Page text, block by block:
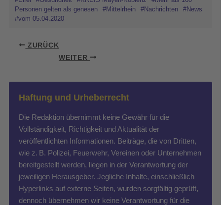
Personen gelten als genesen
#Mittelrhein #Nachrichten
#News
#vom 05.04.2020
ZURÜCK
WEITER
Haftung und Urheberrecht
Die Redaktion übernimmt keine Gewähr für die
Vollständigkeit, Richtigkeit und Aktualität der
veröffentlichten Informationen. Beiträge, die von Dritten,
wie z. B. Polizei, Feuerwehr, Vereinen oder Unternehmen
bereitgestellt werden, liegen in der Verantwortung der
jeweiligen Herausgeber. Jegliche Inhalte, einschließlich
Hyperlinks auf externe Seiten, wurden sorgfältig geprüft,
dennoch übernehmen wir keine Verantwortung für die